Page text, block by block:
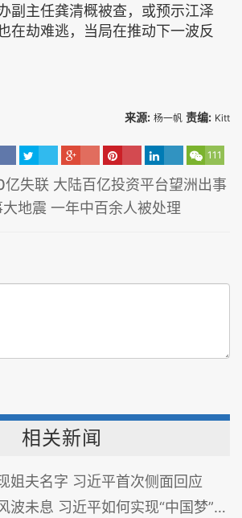
副主任龚清概被查，或预示江泽
在劫难逃，当局在推动下一波反
来源: 杨一帆 责编: Kitt
111
亿失联 大陆百亿投资平台望洲出事
地震 一年中百余人被处理
相关新闻
姐夫名字 习近平首次侧面回应
波未息 习近平如何实现“中国梦”？